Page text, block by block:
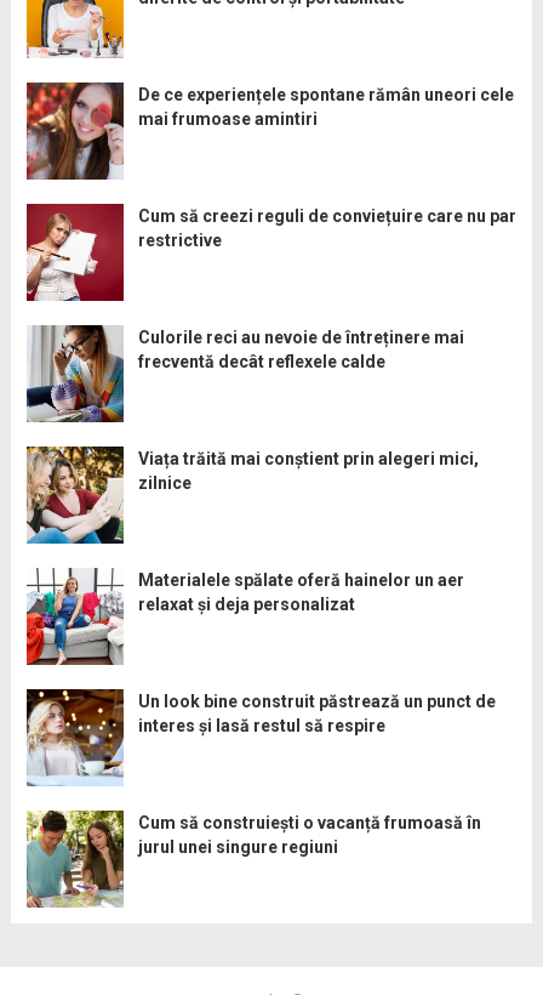
De ce experiențele spontane rămân uneori cele
mai frumoase amintiri
Cum să creezi reguli de conviețuire care nu par
restrictive
Culorile reci au nevoie de întreținere mai
frecventă decât reflexele calde
Viața trăită mai conștient prin alegeri mici,
zilnice
Materialele spălate oferă hainelor un aer
relaxat și deja personalizat
Un look bine construit păstrează un punct de
interes și lasă restul să respire
Cum să construiești o vacanță frumoasă în
jurul unei singure regiuni